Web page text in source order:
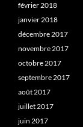
février 2018
janvier 2018
décembre 2017
novembre 2017
octobre 2017
septembre 2017
août 2017
juillet 2017
juin 2017